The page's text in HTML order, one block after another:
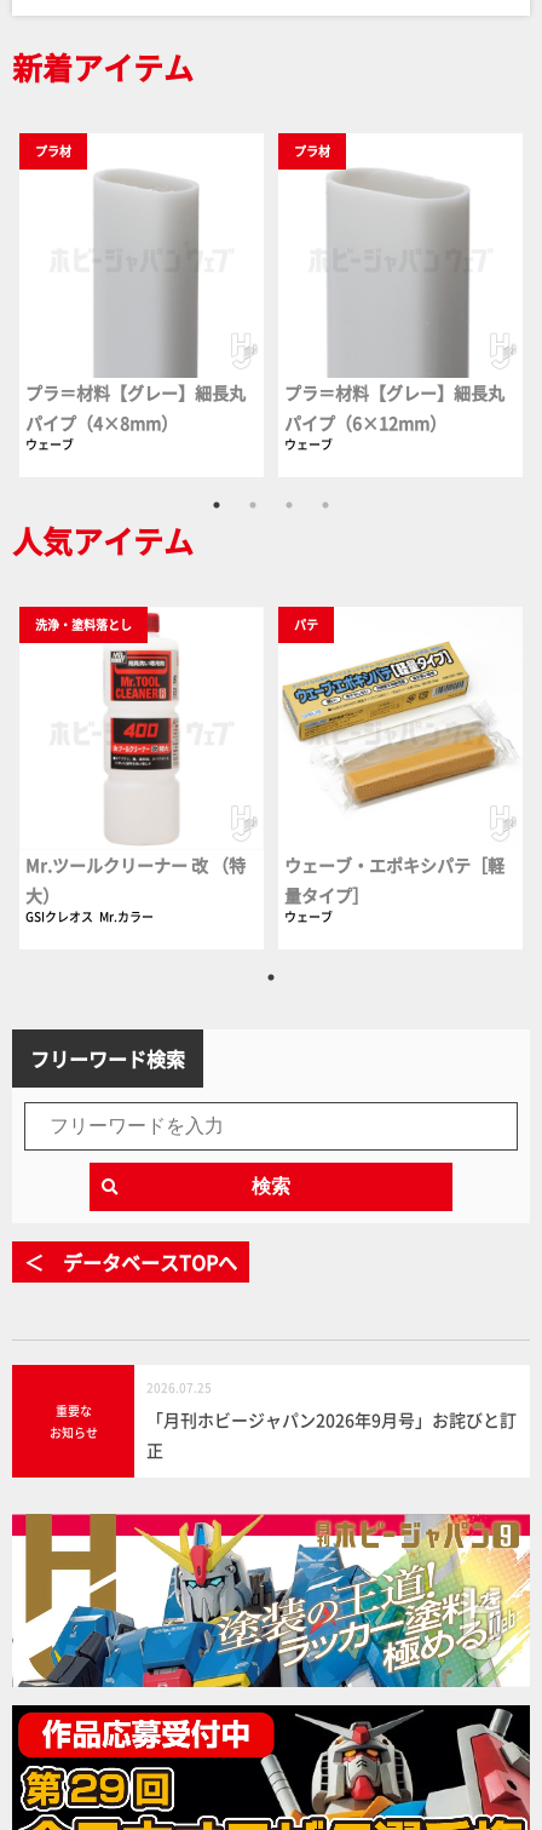
新着アイテム
プラ材
プラ＝材料【グレー】細長丸
パイプ（4×8mm）
ウェーブ
プラ材
プラ＝材料【グレー】細長丸
パイプ（6×12mm）
ウェーブ
人気アイテム
洗浄・塗料落とし
Mr.ツールクリーナー 改 （特
大）
GSIクレオス Mr.カラー
パテ
ウェーブ・エポキシパテ［軽
量タイプ］
ウェーブ
フリーワード検索
検索
＜ データベースTOPへ
重要な
お知らせ
2026.07.25
「月刊ホビージャパン2026年9月号」お詫びと訂
正